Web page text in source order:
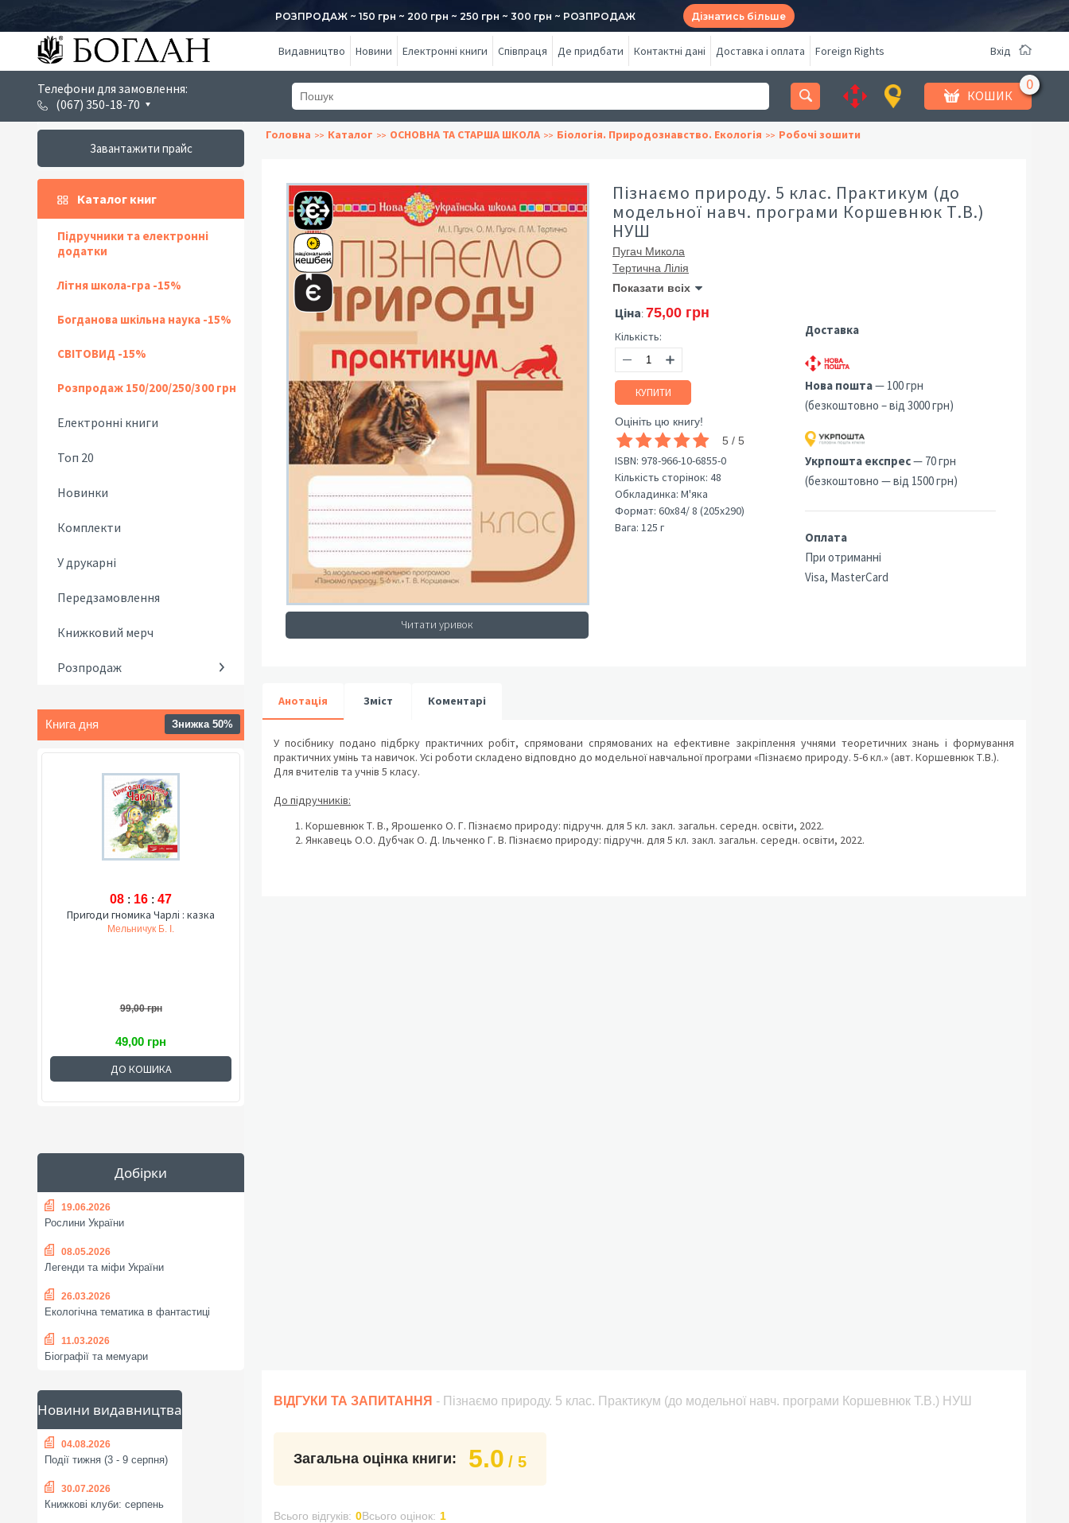
РОЗПРОДАЖ ~ 150 грн ~ 200 грн ~ 250 грн ~ 300 грн ~ РОЗПРОДАЖ Дізнатись більше
Видавництво Новини Електронні книги Співпраця Де придбати Контактні дані Доставка і оплата Foreign Rights Вхід
Телефони для замовлення:
(067) 350-18-70
КОШИК
Завантажити прайс
Каталог книг
Підручники та електронні
додатки
Літня школа-гра -15%
Богданова шкільна наука -15%
СВІТОВИД -15%
Розпродаж 150/200/250/300 грн
Електронні книги
Топ 20
Новинки
Комплекти
У друкарні
Передзамовлення
Книжковий мерч
Розпродаж
Книга дня Знижка 50%
08 : 16 : 46
Пригоди гномика Чарлі : казка
Мельничук Б. І.
99,00 грн
49,00 грн
ДО КОШИКА
Добірки
19.06.2026
Рослини України
08.05.2026
Легенди та міфи України
26.03.2026
Екологічна тематика в фантастиці
11.03.2026
Біографії та мемуари
Новини видавництва
04.08.2026
Події тижня (3 - 9 серпня)
30.07.2026
Книжкові клуби: серпень
Головна Каталог ОСНОВНА ТА СТАРША ШКОЛА Біологія. Природознавство. Екологія Робочі зошити
Читати уривок
Пізнаємо природу. 5 клас. Практикум (до
модельної навч. програми Коршевнюк Т.В.)
НУШ
Пугач Микола
Тертична Лілія
Показати всіх
Ціна: 75,00 грн
Кількість:
КУПИТИ
Оцініть цю книгу!
5 / 5
ISBN: 978-966-10-6855-0
Кількість сторінок: 48
Обкладинка: М'яка
Формат: 60х84/ 8 (205х290)
Вага: 125 г
Доставка
Нова пошта— 100 грн
(безкоштовно – від 3000 грн)
Укрпошта експрес— 70 грн
(безкоштовно — від 1500 грн)
Оплата
При отриманні
Visa, MasterCard
Анотація Зміст Коментарі
У посібнику подано підбрку практичних робіт, спрямовани спрямованих на ефективне закріплення учнями теоретичних знань і формування
практичних умінь та навичок. Усі роботи складено відповдно до модельної навчальної програми «Пізнаємо природу. 5-6 кл.» (авт. Коршевнюк Т.В.).
Для вчителів та учнів 5 класу.
До підручників:
Коршевнюк Т. В., Ярошенко О. Г. Пізнаємо природу: підручн. для 5 кл. закл. загальн. середн. освіти, 2022.
Янкавець О.О. Дубчак О. Д. Ільченко Г. В. Пізнаємо природу: підручн. для 5 кл. закл. загальн. середн. освіти, 2022.
ВІДГУКИ ТА ЗАПИТАННЯ - Пізнаємо природу. 5 клас. Практикум (до модельної навч. програми Коршевнюк Т.В.) НУШ
Загальна оцінка книги: 5.0 / 5
Всього відгуків: 0Всього оцінок: 1